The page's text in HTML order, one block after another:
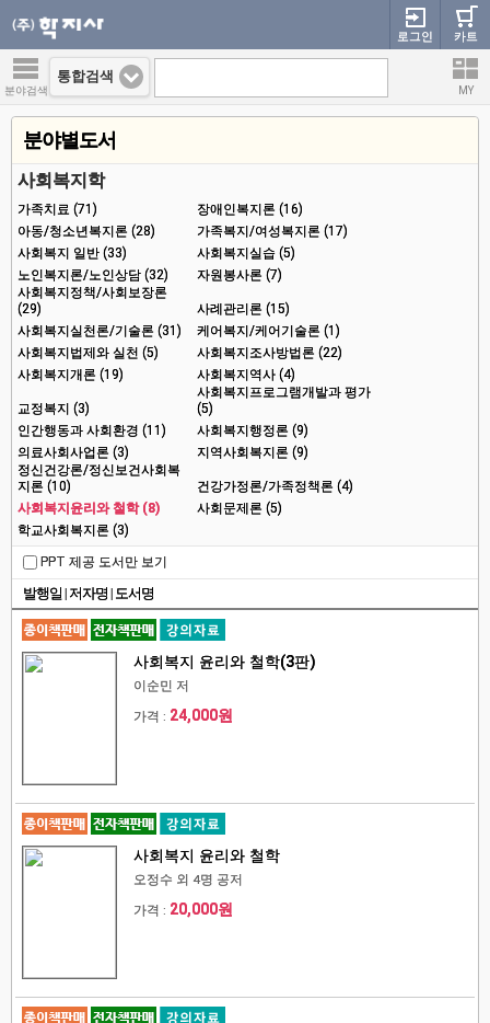
카트
로그인
분야검색 MY
통합검색
분야별도서
사회복지학
가족치료 (71)
장애인복지론 (16)
아동/청소년복지론 (28)
가족복지/여성복지론 (17)
사회복지 일반 (33)
사회복지실습 (5)
노인복지론/노인상담 (32)
자원봉사론 (7)
사회복지정책/사회보장론
(29)
사례관리론 (15)
사회복지실천론/기술론 (31)
케어복지/케어기술론 (1)
사회복지법제와 실천 (5)
사회복지조사방법론 (22)
사회복지개론 (19)
사회복지역사 (4)
교정복지 (3)
사회복지프로그램개발과 평가
(5)
인간행동과 사회환경 (11)
사회복지행정론 (9)
의료사회사업론 (3)
지역사회복지론 (9)
정신건강론/정신보건사회복
지론 (10)
건강가정론/가족정책론 (4)
사회복지윤리와 철학 (8)
사회문제론 (5)
학교사회복지론 (3)
PPT 제공 도서만 보기
발행일 | 저자명 | 도서명
사회복지 윤리와 철학(3판)
이순민 저
가격 : 24,000원
사회복지 윤리와 철학
오정수 외 4명 공저
가격 : 20,000원